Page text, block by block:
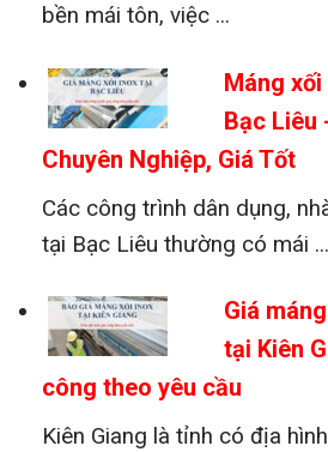
Quy trình gia công máng inox
Tôn Thép MTP
bền mái tôn, việc ...
Máng
Bạc Liêu
Chuyên Nghiệp, Giá Tốt
Các công trình dân dụng,
tại Bạc Liêu thường có mái ...
Giá
tại Kiên
công theo yêu cầu
Kiên Giang là tỉnh có địa